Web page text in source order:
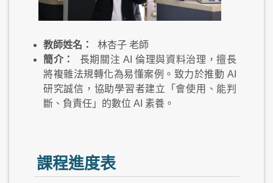
教師姓名：
林杏子 老師
簡介：
長期關注 AI 倫理與資料治理，擅長
將複雜法規轉化為易懂案例。致力於推動 AI
研究誠信，協助學習者建立「會使用、能判
斷、負責任」的數位 AI 素養。
課程進度表